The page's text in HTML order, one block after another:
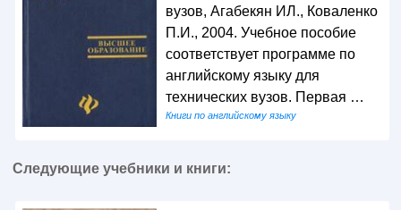
вузов, Агабекян ИЛ., Коваленко
П.И., 2004. Учебное пособие
соответствует программе по
английскому языку для
технических вузов. Первая …
Книги по английскому языку
Следующие учебники и книги: